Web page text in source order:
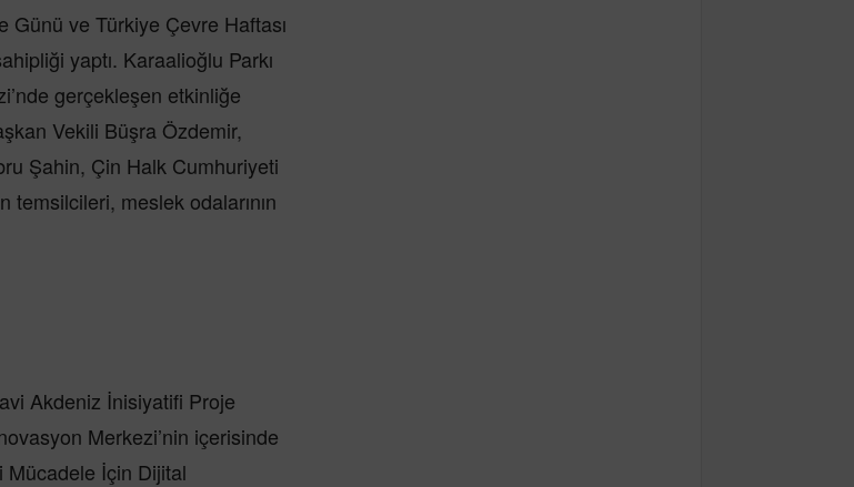
Günü ve Türkiye Çevre Haftası
yaptı. Karaalioğlu Parkı
gerçekleşen etkinliğe
Vekili Büşra Özdemir,
Şahin, Çin Halk Cumhuriyeti
temsilcileri, meslek odalarının
Akdeniz İnisiyatifi Proje
Merkezi’nin içerisinde
Mücadele İçin Dijital